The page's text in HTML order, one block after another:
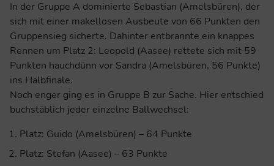
In der Gruppe A dominierte Sebastian (Amelsbüren), der
sich mit einer makellosen Ausbeute von 66 Punkten den
Gruppensieg sicherte. Dahinter entbrannte ein knappes
Rennen um Platz 2: Leopold (Aasee) rettete sich mit 59
Punkten hauchdünn vor Sandra (Amelsbüren, 56 Punkte)
ins Halbfinale.
Noch enger ging es in Gruppe B zur Sache. Hier entschied
buchstäblich jeder einzelne Ballwechsel:
Platz: Guido (Amelsbüren) – 64 Punkte
Platz: Stefan (Aasee) – 63 Punkte